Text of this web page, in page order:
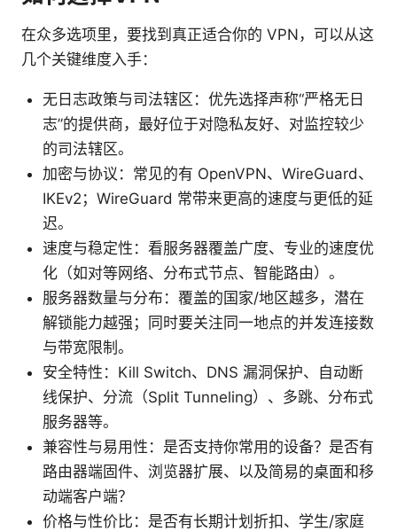
在众多选项里，要找到真正适合你的 VPN，可以从这
几个关键维度入手：
无日志政策与司法辖区：优先选择声称“严格无日
志”的提供商，最好位于对隐私友好、对监控较少
的司法辖区。
加密与协议：常见的有 OpenVPN、WireGuard、
IKEv2；WireGuard 常带来更高的速度与更低的延
迟。
速度与稳定性：看服务器覆盖广度、专业的速度优
化（如对等网络、分布式节点、智能路由）。
服务器数量与分布：覆盖的国家/地区越多，潜在
解锁能力越强；同时要关注同一地点的并发连接数
与带宽限制。
安全特性：Kill Switch、DNS 漏洞保护、自动断
线保护、分流（Split Tunneling）、多跳、分布式
服务器等。
兼容性与易用性：是否支持你常用的设备？是否有
路由器端固件、浏览器扩展、以及简易的桌面和移
动端客户端？
价格与性价比：是否有长期计划折扣、学生/家庭